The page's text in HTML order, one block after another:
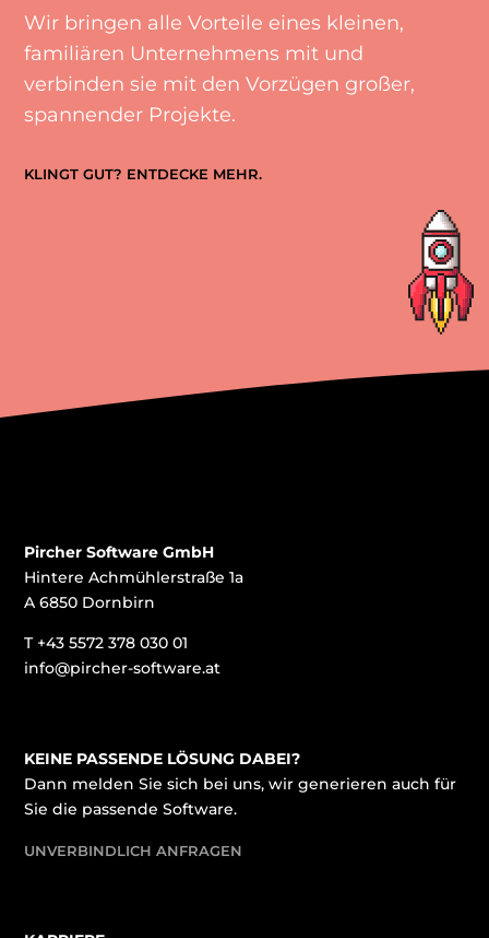
Wir bringen alle Vorteile eines kleinen,
familiären Unternehmens mit und
verbinden sie mit den Vorzügen großer,
spannender Projekte.
KLINGT GUT? ENTDECKE MEHR.
Pircher Software GmbH
Hintere Achmühlerstraße 1a
A 6850 Dornbirn
T +43 5572 378 030 01
info@pircher-software.at
KEINE PASSENDE LÖSUNG DABEI?
Dann melden Sie sich bei uns, wir generieren auch für
Sie die passende Software.
UNVERBINDLICH ANFRAGEN